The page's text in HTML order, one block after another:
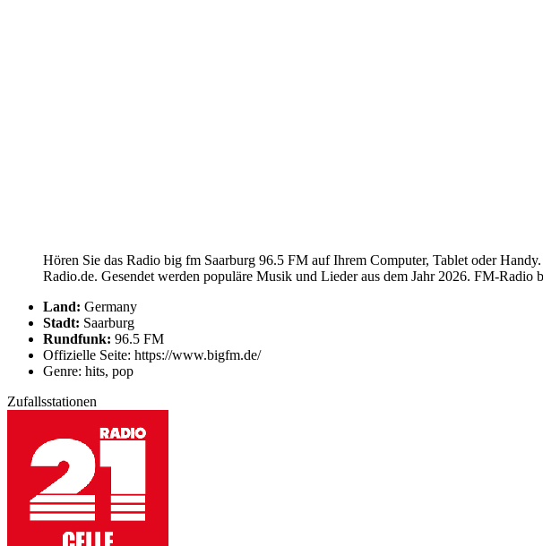
Hören Sie das Radio big fm Saarburg 96.5 FM auf Ihrem Computer, Tablet oder
Radio.de. Gesendet werden populäre Musik und Lieder aus dem Jahr 2026. FM-
Land: Germany
Stadt: Saarburg
Rundfunk: 96.5 FM
Offizielle Seite: https://www.bigfm.de/
Genre: hits, pop
Zufallsstationen